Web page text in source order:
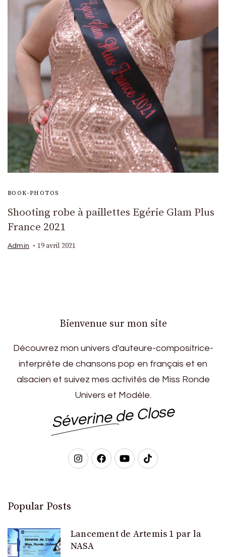
BOOK-PHOTOS
Shooting robe à paillettes Egérie Glam Plus
France 2021
Admin 19 avril 2021
Bienvenue sur mon site
Découvrez mon univers d'auteure-compositrice-
interprète de chansons pop en français et en
alsacien et suivez mes activités de Miss Ronde
Univers et Modèle.
Séverine de Close
Popular Posts
Lancement de Artemis 1 par la
NASA